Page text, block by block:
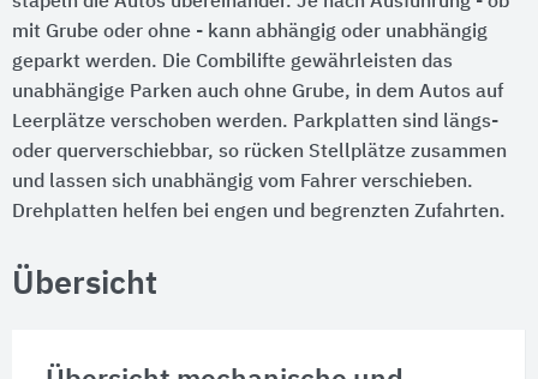
mit Grube oder ohne - kann abhängig oder unabhängig
geparkt werden. Die Combilifte gewährleisten das
unabhängige Parken auch ohne Grube, in dem Autos auf
Leerplätze verschoben werden. Parkplatten sind längs-
oder querverschiebbar, so rücken Stellplätze zusammen
und lassen sich unabhängig vom Fahrer verschieben.
Drehplatten helfen bei engen und begrenzten Zufahrten.
Übersicht